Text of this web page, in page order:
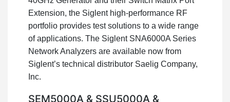
Extension, the Siglent high-performance RF
portfolio provides test solutions to a wide range
of applications. The Siglent SNA6000A Series
Network Analyzers are available now from
Siglent’s technical distributor Saelig Company,
Inc.
SEM5000A & SSU5000A &